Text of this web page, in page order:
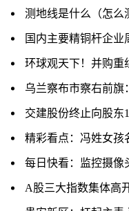
测地线是什么（怎么